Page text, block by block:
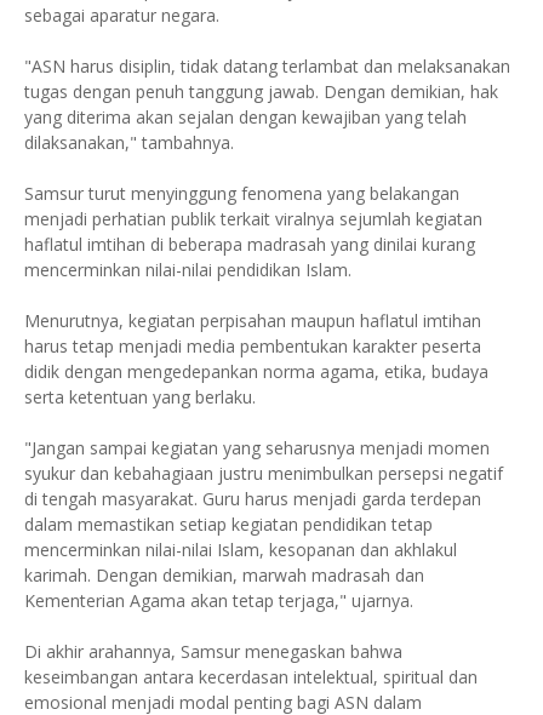
sebagai aparatur negara.
"ASN harus disiplin, tidak datang terlambat dan melaksanakan
tugas dengan penuh tanggung jawab. Dengan demikian, hak
yang diterima akan sejalan dengan kewajiban yang telah
dilaksanakan," tambahnya.
Samsur turut menyinggung fenomena yang belakangan
menjadi perhatian publik terkait viralnya sejumlah kegiatan
haflatul imtihan di beberapa madrasah yang dinilai kurang
mencerminkan nilai-nilai pendidikan Islam.
Menurutnya, kegiatan perpisahan maupun haflatul imtihan
harus tetap menjadi media pembentukan karakter peserta
didik dengan mengedepankan norma agama, etika, budaya
serta ketentuan yang berlaku.
"Jangan sampai kegiatan yang seharusnya menjadi momen
syukur dan kebahagiaan justru menimbulkan persepsi negatif
di tengah masyarakat. Guru harus menjadi garda terdepan
dalam memastikan setiap kegiatan pendidikan tetap
mencerminkan nilai-nilai Islam, kesopanan dan akhlakul
karimah. Dengan demikian, marwah madrasah dan
Kementerian Agama akan tetap terjaga," ujarnya.
Di akhir arahannya, Samsur menegaskan bahwa
keseimbangan antara kecerdasan intelektual, spiritual dan
emosional menjadi modal penting bagi ASN dalam